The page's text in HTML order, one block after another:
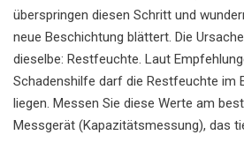
überspringen diesen Schritt und
neue Beschichtung blättert. Die
dieselbe: Restfeuchte. Laut
Schadenshilfe darf die Restfeuchte im
liegen. Messen Sie diese Werte am
Messgerät (Kapazitätsmessung), das